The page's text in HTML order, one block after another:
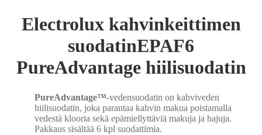
Electrolux kahvinkeittimen
suodatinEPAF6
PureAdvantage hiilisuodatin
PureAdvantage™-vedensuodatin on kahviveden
hiilisuodatin, joka parantaa kahvin makua poistamalla
vedestä klooria sekä epämiellyttäviä makuja ja hajuja.
Pakkaus sisältää 6 kpl suodattimia.